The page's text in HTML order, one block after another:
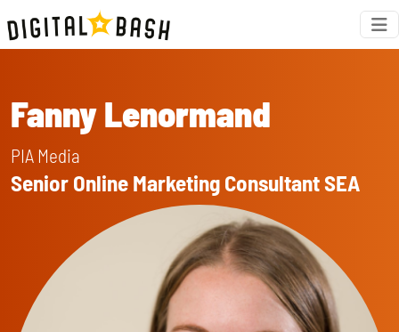
Fanny Lenormand
PIA Media
Senior Online Marketing Consultant SEA